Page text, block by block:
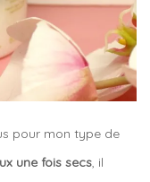
pour mon type de
une fois secs, il